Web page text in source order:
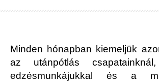
Minden hónapban kiemeljük
az utánpótlás
edzésmunkájukkal és a